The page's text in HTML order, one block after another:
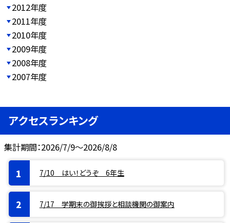
2012年度
2011年度
2010年度
2009年度
2008年度
2007年度
アクセスランキング
集計期間：2026/7/9～2026/8/8
7/10 はい！どうぞ 6年生
7/17 学期末の御挨拶と相談機関の御案内